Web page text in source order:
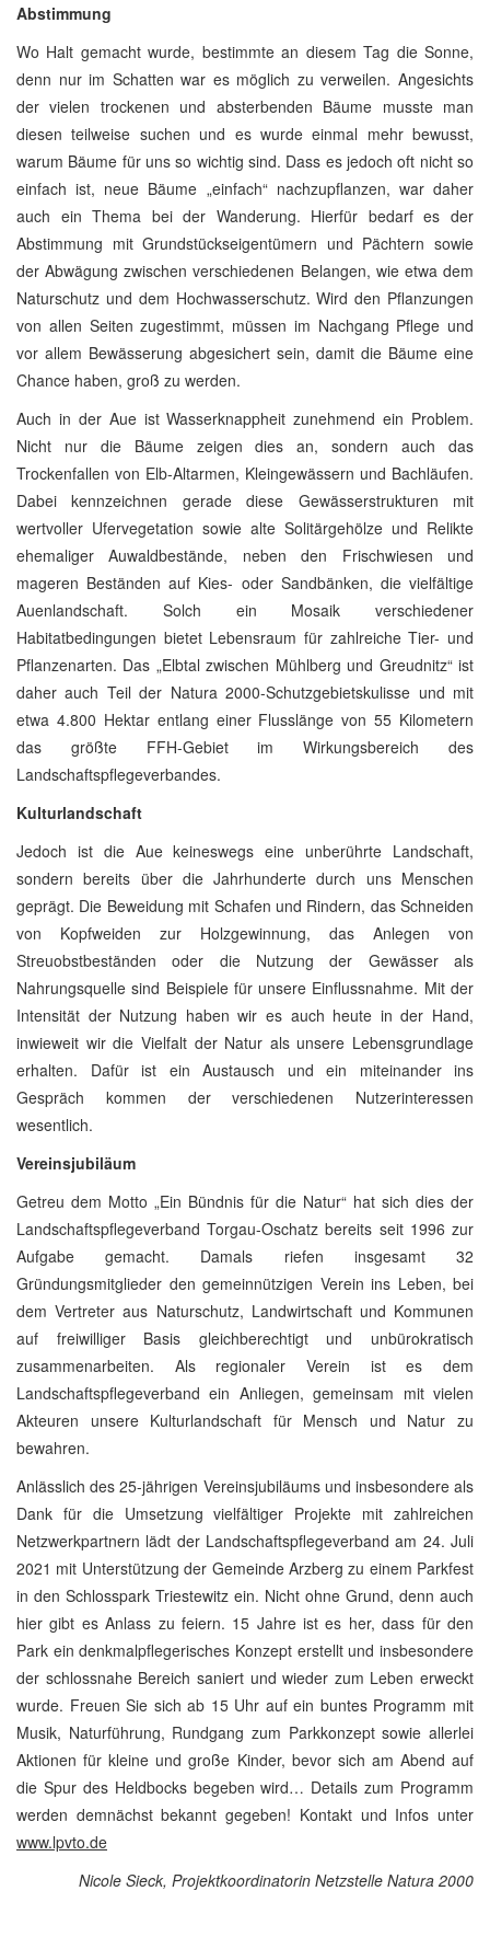
Abstimmung
Wo Halt gemacht wurde, bestimmte an diesem Tag die Sonne,
denn nur im Schatten war es möglich zu verweilen. Angesichts
der vielen trockenen und absterbenden Bäume musste man
diesen teilweise suchen und es wurde einmal mehr bewusst,
warum Bäume für uns so wichtig sind. Dass es jedoch oft nicht so
einfach ist, neue Bäume „einfach“ nachzupflanzen, war daher
auch ein Thema bei der Wanderung. Hierfür bedarf es der
Abstimmung mit Grundstückseigentümern und Pächtern sowie
der Abwägung zwischen verschiedenen Belangen, wie etwa dem
Naturschutz und dem Hochwasserschutz. Wird den Pflanzungen
von allen Seiten zugestimmt, müssen im Nachgang Pflege und
vor allem Bewässerung abgesichert sein, damit die Bäume eine
Chance haben, groß zu werden.
Auch in der Aue ist Wasserknappheit zunehmend ein Problem.
Nicht nur die Bäume zeigen dies an, sondern auch das
Trockenfallen von Elb-Altarmen, Kleingewässern und Bachläufen.
Dabei kennzeichnen gerade diese Gewässerstrukturen mit
wertvoller Ufervegetation sowie alte Solitärgehölze und Relikte
ehemaliger Auwaldbestände, neben den Frischwiesen und
mageren Beständen auf Kies- oder Sandbänken, die vielfältige
Auenlandschaft. Solch ein Mosaik verschiedener
Habitatbedingungen bietet Lebensraum für zahlreiche Tier- und
Pflanzenarten. Das „Elbtal zwischen Mühlberg und Greudnitz“ ist
daher auch Teil der Natura 2000-Schutzgebietskulisse und mit
etwa 4.800 Hektar entlang einer Flusslänge von 55 Kilometern
das größte FFH-Gebiet im Wirkungsbereich des
Landschaftspflegeverbandes.
Kulturlandschaft
Jedoch ist die Aue keineswegs eine unberührte Landschaft,
sondern bereits über die Jahrhunderte durch uns Menschen
geprägt. Die Beweidung mit Schafen und Rindern, das Schneiden
von Kopfweiden zur Holzgewinnung, das Anlegen von
Streuobstbeständen oder die Nutzung der Gewässer als
Nahrungsquelle sind Beispiele für unsere Einflussnahme. Mit der
Intensität der Nutzung haben wir es auch heute in der Hand,
inwieweit wir die Vielfalt der Natur als unsere Lebensgrundlage
erhalten. Dafür ist ein Austausch und ein miteinander ins
Gespräch kommen der verschiedenen Nutzerinteressen
wesentlich.
Vereinsjubiläum
Getreu dem Motto „Ein Bündnis für die Natur“ hat sich dies der
Landschaftspflegeverband Torgau-Oschatz bereits seit 1996 zur
Aufgabe gemacht. Damals riefen insgesamt 32
Gründungsmitglieder den gemeinnützigen Verein ins Leben, bei
dem Vertreter aus Naturschutz, Landwirtschaft und Kommunen
auf freiwilliger Basis gleichberechtigt und unbürokratisch
zusammenarbeiten. Als regionaler Verein ist es dem
Landschaftspflegeverband ein Anliegen, gemeinsam mit vielen
Akteuren unsere Kulturlandschaft für Mensch und Natur zu
bewahren.
Anlässlich des 25-jährigen Vereinsjubiläums und insbesondere als
Dank für die Umsetzung vielfältiger Projekte mit zahlreichen
Netzwerkpartnern lädt der Landschaftspflegeverband am 24. Juli
2021 mit Unterstützung der Gemeinde Arzberg zu einem Parkfest
in den Schlosspark Triestewitz ein. Nicht ohne Grund, denn auch
hier gibt es Anlass zu feiern. 15 Jahre ist es her, dass für den
Park ein denkmalpflegerisches Konzept erstellt und insbesondere
der schlossnahe Bereich saniert und wieder zum Leben erweckt
wurde. Freuen Sie sich ab 15 Uhr auf ein buntes Programm mit
Musik, Naturführung, Rundgang zum Parkkonzept sowie allerlei
Aktionen für kleine und große Kinder, bevor sich am Abend auf
die Spur des Heldbocks begeben wird… Details zum Programm
werden demnächst bekannt gegeben! Kontakt und Infos unter
www.lpvto.de
Nicole Sieck, Projektkoordinatorin Netzstelle Natura 2000